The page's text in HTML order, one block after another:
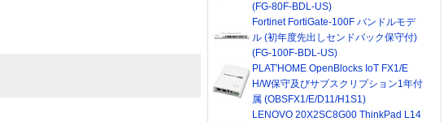
(FG-80F-BDL-US)
Fortinet FortiGate-100F バンドルモデ
ル (初年度先出しセンドバック保守付)
(FG-100F-BDL-US)
PLAT'HOME OpenBlocks IoT FX1/E
H/W保守及びサブスクリプション1年付
属 (OBSFX1/E/D11/H1S1)
LENOVO 20X2SC8G00 ThinkPad L14